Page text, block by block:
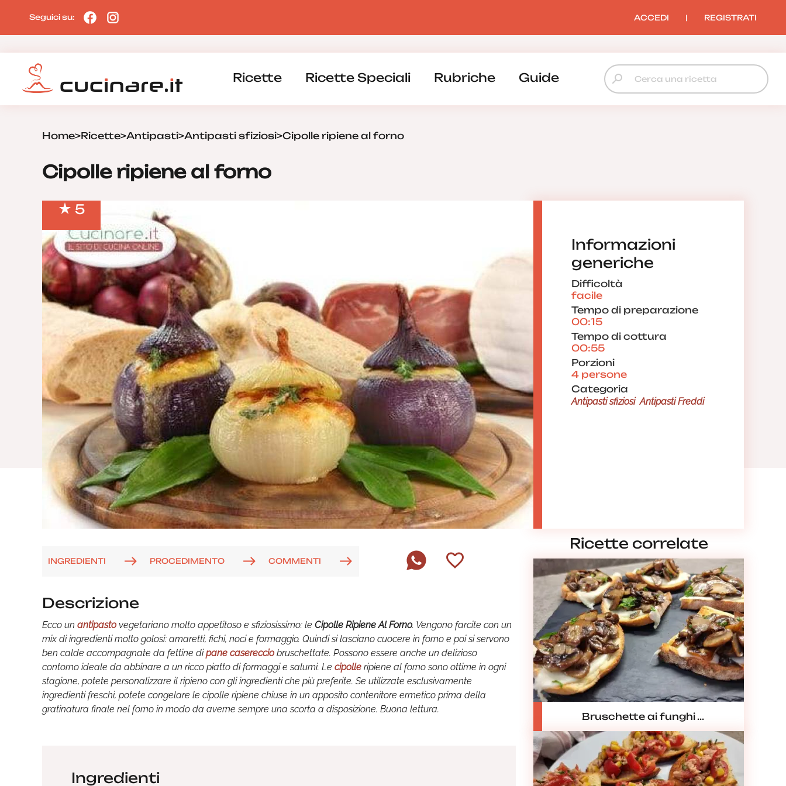
Seguici su: ACCEDI | REGISTRATI
Ricette Ricette Speciali Rubriche Guide
Home>Ricette>Antipasti>Antipasti sfiziosi>Cipolle ripiene al forno
Cipolle ripiene al forno
5
Informazioni
generiche
Difficoltà
facile
Tempo di preparazione
00:15
Tempo di cottura
00:55
Porzioni
4 persone
Categoria
Antipasti sfiziosi Antipasti Freddi
INGREDIENTI PROCEDIMENTO COMMENTI
Descrizione
Ecco un antipastovegetariano molto appetitoso e sfiziosissimo: le Cipolle Ripiene Al Forno. Vengono farcite con un
mix di ingredienti molto golosi: amaretti, fichi, noci e formaggio. Quindi si lasciano cuocere in forno e poi si servono
ben calde accompagnate da fettine dipane caserecciobruschettate. Possono essere anche un delizioso
contorno ideale da abbinare a un ricco piatto di formaggi e salumi. Le cipolle ripiene al forno sono ottime in ogni
stagione, potete personalizzare il ripieno con gli ingredienti che più preferite. Se utilizzate esclusivamente
ingredienti freschi, potete congelare le cipolle ripiene chiuse in un apposito contenitore ermetico prima della
gratinatura finale nel forno in modo da averne sempre una scorta a disposizione. Buona lettura.
Ingredienti
Ricette correlate
Bruschette ai funghi ...